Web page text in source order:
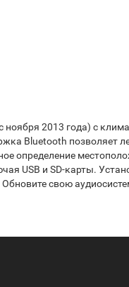
ноября 2013 года) с
Bluetooth позволяет
определение
USB и SD-карты.
свою